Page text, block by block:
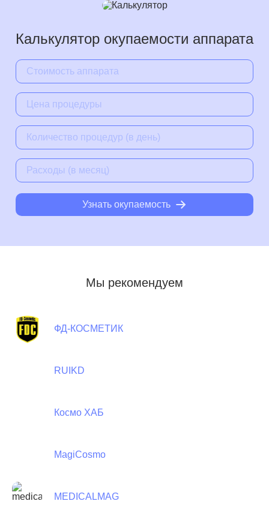
Калькулятор окупаемости аппарата
Узнать окупаемость
Мы рекомендуем
ФД-КОСМЕТИК
RUIKD
Космо ХАБ
MagiCosmo
MEDICALMAG